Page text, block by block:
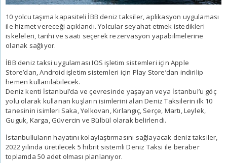
10 yolcu taşıma kapasiteli İBB deniz taksiler, aplikasyon uygulaması
ile hizmet vereceği açıklandı. Yolcular seyahat etmek istedikleri
iskeleleri, tarihi ve saati seçerek rezervasyon yapabilmelerine
olanak sağlıyor.
İBB deniz taksi uygulaması IOS işletim sistemleri için Apple
Store’dan, Android işletim sistemleri için Play Store’dan indirilip
hemen kullanılabilecek.
Deniz kenti İstanbul’da ve çevresinde yaşayan veya İstanbul’u göç
yolu olarak kullanan kuşların isimlerini alan Deniz Taksilerin ilk 10
tanesinin isimleri Saka, Yelkovan, Kırlangıç, Serçe, Martı, Leylek,
Guguk, Karga, Güvercin ve Bülbül olarak belirlendi.
İstanbulluların hayatını kolaylaştırmasını sağlayacak deniz taksiler,
2022 yılında üretilecek 5 hibrit sistemli Deniz Taksi ile beraber
toplamda 50 adet olması planlanıyor.